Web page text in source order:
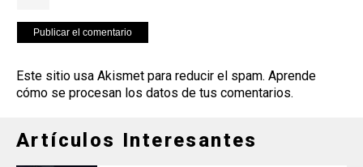
Este sitio usa Akismet para reducir el spam. Aprende
cómo se procesan los datos de tus comentarios.
Artículos Interesantes